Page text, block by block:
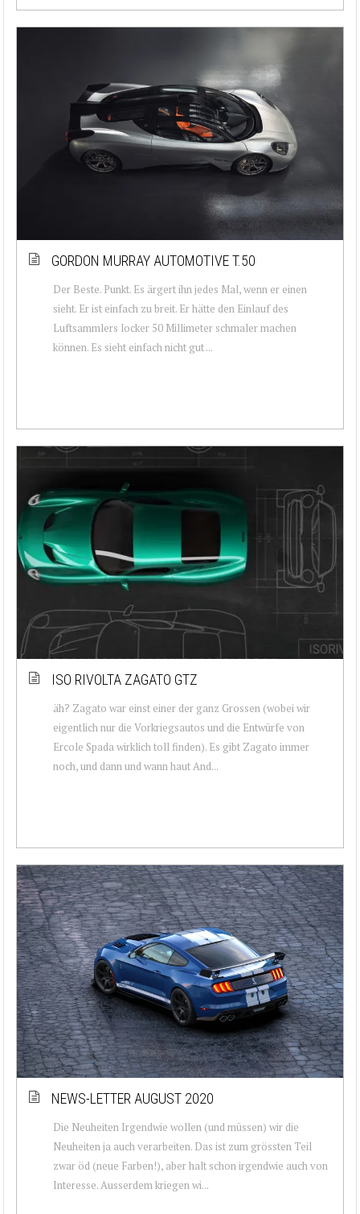
GORDON MURRAY AUTOMOTIVE T.50
Der Beste. Punkt. Es ärgert ihn jedes Mal, wenn er einen
sieht. Er ist einfach zu breit. Er hätte den Einlauf des
Luftsammlers locker 50 Millimeter schmaler machen
können. Es sieht einfach nicht gut ...
ISO RIVOLTA ZAGATO GTZ
äh? Zagato war einst einer der ganz Grossen (wobei wir
eigentlich nur die Vorkriegsautos und die Entwürfe von
Ercole Spada wirklich toll finden). Es gibt Zagato immer
noch, und dann und wann haut And...
NEWS-LETTER AUGUST 2020
Die Neuheiten Irgendwie wollen (und müssen) wir die
Neuheiten ja auch verarbeiten. Das ist zum grössten Teil
zwar öd (neue Farben!), aber halt schon irgendwie auch von
Interesse. Ausserdem kriegen wi...